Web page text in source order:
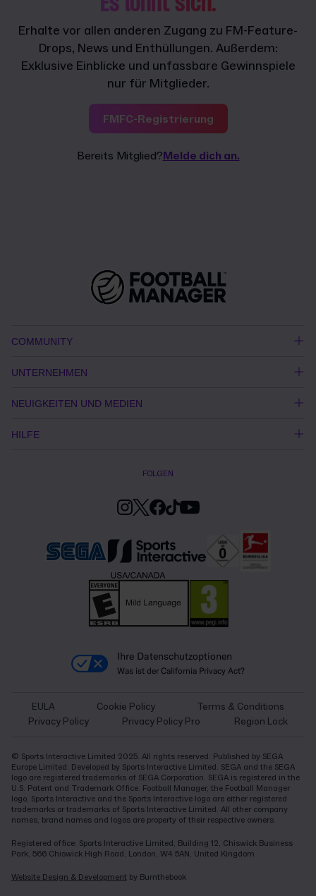
Erhalte vor allen anderen Zugang zu FM-Feature-
Drops, News und Enthüllungen. Außerdem:
Exklusive Einblicke und unfassbare Gewinnspiele
nur für Mitglieder.
FMFC-Registrierung
Bereits Mitglied?Melde dich an.
COMMUNITY
UNTERNEHMEN
NEUIGKEITEN UND MEDIEN
HILFE
FOLGEN
Ihre Datenschutzoptionen
Was ist der California Privacy Act?
EULA Cookie Policy
Terms & Conditions
Privacy Policy
Privacy Policy Pro Region Lock
© Sports Interactive Limited 2025. All rights reserved. Published by SEGA
Europe Limited. Developed by Sports Interactive Limited. SEGA and the SEGA
logo are registered trademarks of SEGA Corporation. SEGA is registered in the
U.S. Patent and Trademark Office. Football Manager, the Football Manager
logo, Sports Interactive and the Sports Interactive logo are either registered
trademarks or trademarks of Sports Interactive Limited. All other company
names, brand names and logos are property of their respective owners.
Registered office: Sports Interactive Limited, Building 12, Chiswick Business
Park, 566 Chiswick High Road, London, W4 5AN, United Kingdom
Website Design & Development by Burnthebook